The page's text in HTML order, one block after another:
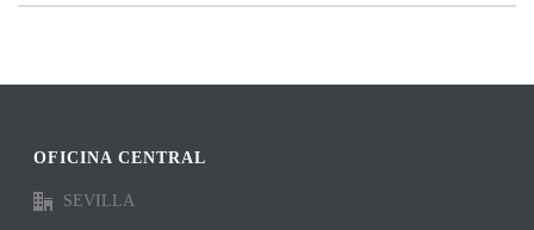
OFICINA CENTRAL
SEVILLA